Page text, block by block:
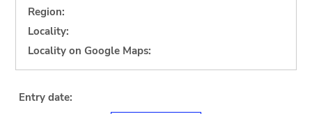
Region:
Locality:
Locality on Google Maps:
Entry date: